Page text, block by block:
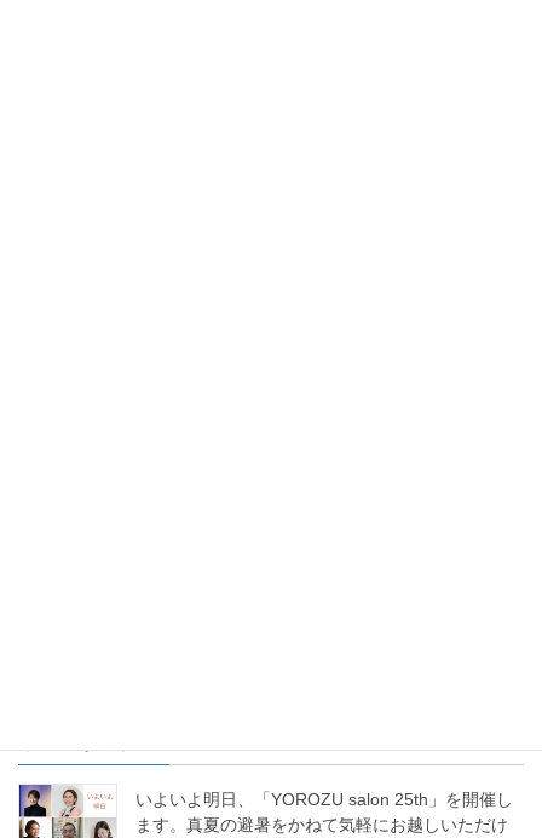
いよいよ明日、「YOROZU salon 25th」を開催し
ます。真夏の避暑をかねて気軽にお越しいただけ